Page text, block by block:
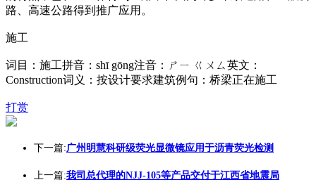
路、高速公路得到推广应用。
施工
词目：施工拼音：shī gōng注音：ㄕㄧ ㄍㄨㄙ英文：
Construction词义：按设计要求建筑例句：桥梁正在施工
打赏
下一篇:广州明慧科研级荧光显微镜应用于沥青荧光检测
上一篇:我司总代理的NJJ-105等产品交付于江西省地震局